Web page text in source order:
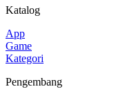
Katalog
App
Game
Kategori
Pengembang